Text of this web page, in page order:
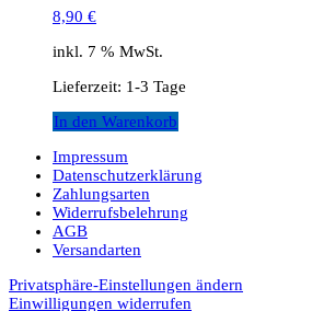
8,90 €
inkl. 7 % MwSt.
Lieferzeit: 1-3 Tage
In den Warenkorb
Impressum
Datenschutzerklärung
Zahlungsarten
Widerrufsbelehrung
AGB
Versandarten
Privatsphäre-Einstellungen ändern
Einwilligungen widerrufen